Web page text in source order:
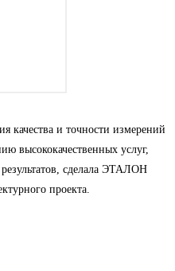
качества и точности измерений
высококачественных услуг,
сделала ЭТАЛОН
проекта.